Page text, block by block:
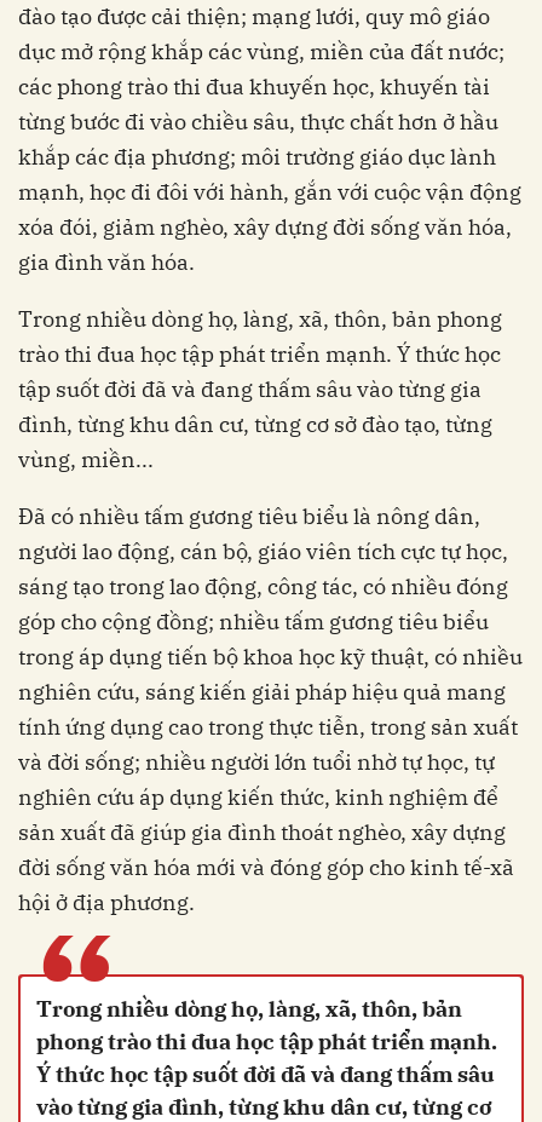
đào tạo được cải thiện; mạng lưới, quy mô giáo
dục mở rộng khắp các vùng, miền của đất nước;
các phong trào thi đua khuyến học, khuyến tài
từng bước đi vào chiều sâu, thực chất hơn ở hầu
khắp các địa phương; môi trường giáo dục lành
mạnh, học đi đôi với hành, gắn với cuộc vận động
xóa đói, giảm nghèo, xây dựng đời sống văn hóa,
gia đình văn hóa.
Trong nhiều dòng họ, làng, xã, thôn, bản phong
trào thi đua học tập phát triển mạnh. Ý thức học
tập suốt đời đã và đang thấm sâu vào từng gia
đình, từng khu dân cư, từng cơ sở đào tạo, từng
vùng, miền...
Đã có nhiều tấm gương tiêu biểu là nông dân,
người lao động, cán bộ, giáo viên tích cực tự học,
sáng tạo trong lao động, công tác, có nhiều đóng
góp cho cộng đồng; nhiều tấm gương tiêu biểu
trong áp dụng tiến bộ khoa học kỹ thuật, có nhiều
nghiên cứu, sáng kiến giải pháp hiệu quả mang
tính ứng dụng cao trong thực tiễn, trong sản xuất
và đời sống; nhiều người lớn tuổi nhờ tự học, tự
nghiên cứu áp dụng kiến thức, kinh nghiệm để
sản xuất đã giúp gia đình thoát nghèo, xây dựng
đời sống văn hóa mới và đóng góp cho kinh tế-xã
hội ở địa phương.
“
Trong nhiều dòng họ, làng, xã, thôn, bản
phong trào thi đua học tập phát triển mạnh.
Ý thức học tập suốt đời đã và đang thấm sâu
vào từng gia đình, từng khu dân cư, từng cơ